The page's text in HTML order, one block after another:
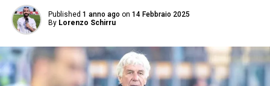
Published 1 anno ago on 14 Febbraio 2025
By Lorenzo Schirru